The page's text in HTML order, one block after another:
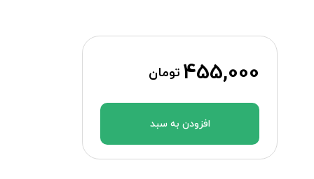
455,000 تومان
افزودن به سبد